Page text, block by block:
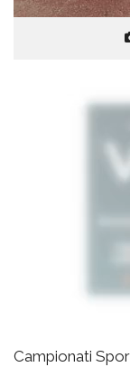
Campionati